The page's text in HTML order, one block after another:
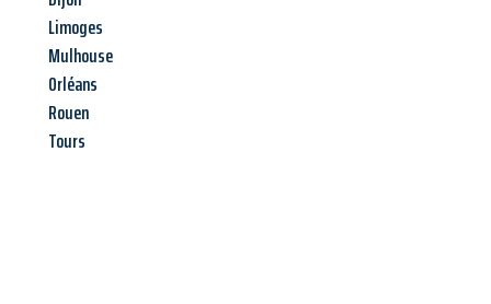
Limoges
Mulhouse
Orléans
Rouen
Tours